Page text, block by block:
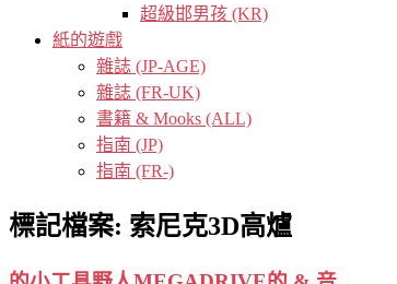
超級邯男孩 (KR)
紙的遊戲
雜誌 (JP-AGE)
雜誌 (FR-UK)
書籍 & Mooks (ALL)
指南 (JP)
指南 (FR-)
標記檔案: 索尼克3D高爐